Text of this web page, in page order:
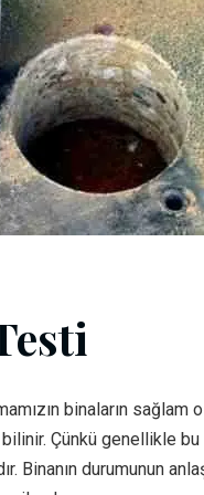
binaların sağlam
Çünkü genellikle
Binanın durumunun